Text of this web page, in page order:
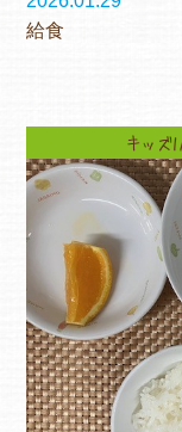
給食
キッズ